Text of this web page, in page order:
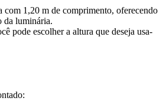
com 1,20 m de comprimento, oferecendo
da luminária.
pode escolher a altura que deseja usa-